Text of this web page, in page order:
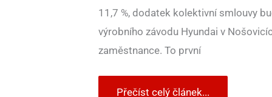
11,7 %, dodatek kolektivní smlouvy
výrobního závodu Hyundai v
zaměstnance. To první
Přečíst celý článek...